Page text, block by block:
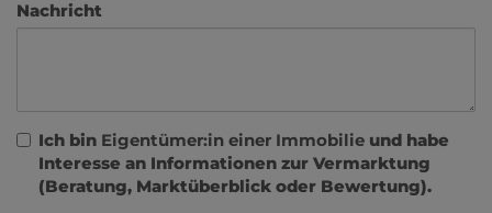
Nachricht
Ich bin Eigentümer:in einer Immobilie und habe
Interesse an Informationen zur Vermarktung
(Beratung, Marktüberblick oder Bewertung).